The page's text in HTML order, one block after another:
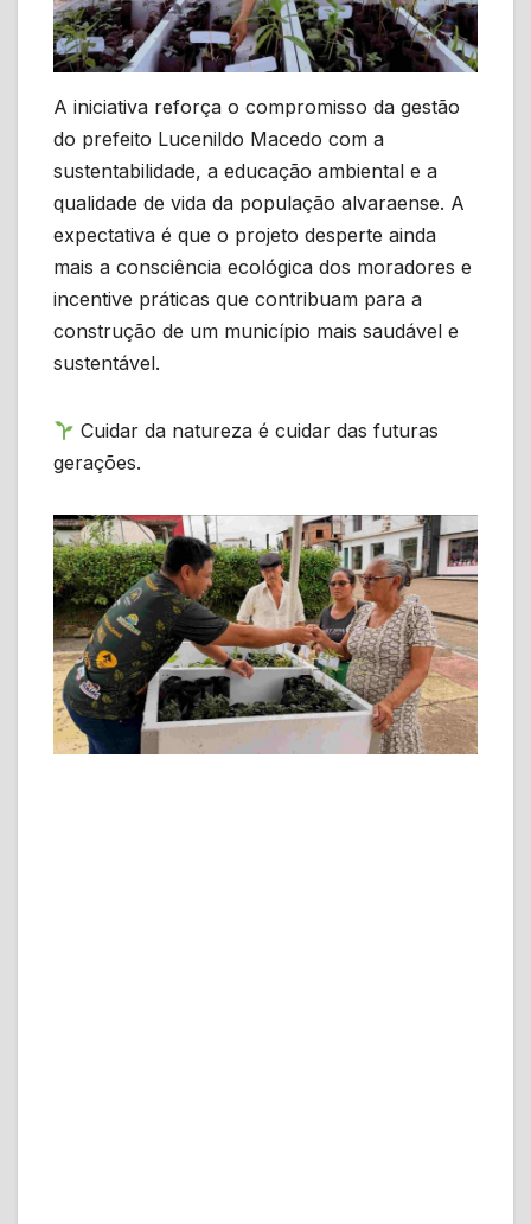
A iniciativa reforça o compromisso da gestão
do prefeito Lucenildo Macedo com a
sustentabilidade, a educação ambiental e a
qualidade de vida da população alvaraense. A
expectativa é que o projeto desperte ainda
mais a consciência ecológica dos moradores e
incentive práticas que contribuam para a
construção de um município mais saudável e
sustentável.
Cuidar da natureza é cuidar das futuras
gerações.